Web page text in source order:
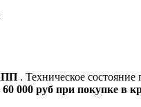
. Техническое
000 руб при покупке в